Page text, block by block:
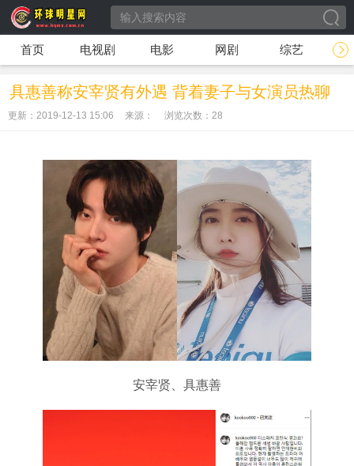
首页 电视剧 电影 网剧 综艺
具惠善称安宰贤有外遇 背着妻子与女演员热聊
更新：2019-12-13 15:06 来源： 浏览次数： 28
安宰贤、具惠善